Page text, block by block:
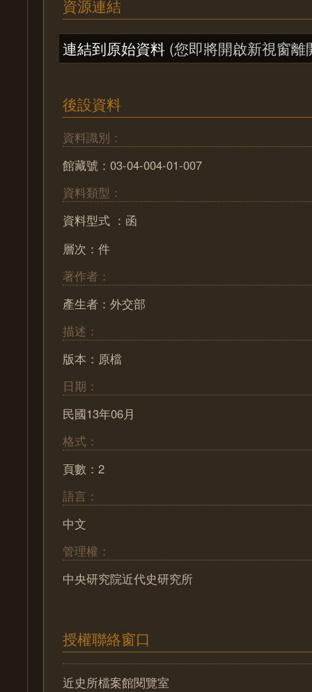
資源連結
連結到原始資料 (您即將開啟新視窗離
後設資料
資料識別：
館藏號：03-04-004-01-007
資料類型：
資料型式 ：函
層次：件
著作者：
產生者：外交部
描述：
版本：原檔
日期：
民國13年06月
格式：
頁數：2
語言：
中文
管理權：
中央研究院近代史研究所
授權聯絡窗口
近史所檔案館閱覽室